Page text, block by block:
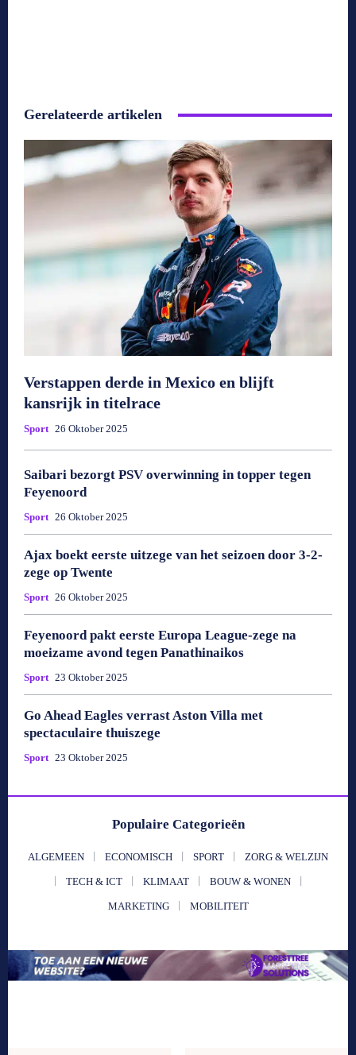
Gerelateerde artikelen
Verstappen derde in Mexico en blijft
kansrijk in titelrace
Sport 26 Oktober 2025
Saibari bezorgt PSV overwinning in topper tegen
Feyenoord
Sport 26 Oktober 2025
Ajax boekt eerste uitzege van het seizoen door 3-2-
zege op Twente
Sport 26 Oktober 2025
Feyenoord pakt eerste Europa League-zege na
moeizame avond tegen Panathinaikos
Sport 23 Oktober 2025
Go Ahead Eagles verrast Aston Villa met
spectaculaire thuiszege
Sport 23 Oktober 2025
Populaire Categorieën
ALGEMEEN ECONOMISCH SPORT ZORG & WELZIJN
TECH & ICT KLIMAAT BOUW & WONEN
MARKETING MOBILITEIT